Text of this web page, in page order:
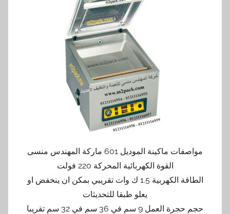
مواصفات ماكينة الموديل 601 ماركة المهندس منسى
القوة الكهربائية المحركة 220 فولت
الطاقة الكهربية 1.5 ك وات تقريبي بمكن ان ينخفض او
يعلو طبقا للتحديثات
حجم حجرة العمل 9 سم في 36 سم في 32 سم تقريبا